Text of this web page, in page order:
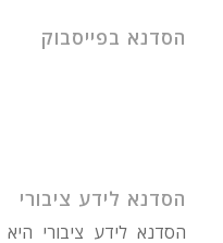
הסדנא בפייסבוק
הסדנא לידע ציבורי
הסדנא לידע ציבורי